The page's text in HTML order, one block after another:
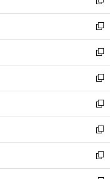
開
く
ウ
で
開
く
い
ウ
ィ
ン
ド
ウ
で
開
く
新
し
い
ウ
ィ
ン
ド
ウ
で
開
く
新
し
い
ウ
ィ
ン
ド
ウ
で
開
く
新
し
い
ウ
ィ
ン
ド
ウ
で
開
新
し
い
ウ
ィ
ン
ド
ウ
新
し
い
ウ
ィ
ン
新
し
い
ウ
新
し